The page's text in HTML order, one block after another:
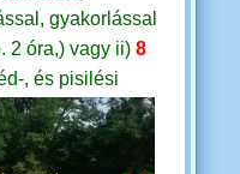
gyakorlással
2 óra,) vagy ii) 8
, és pisilési